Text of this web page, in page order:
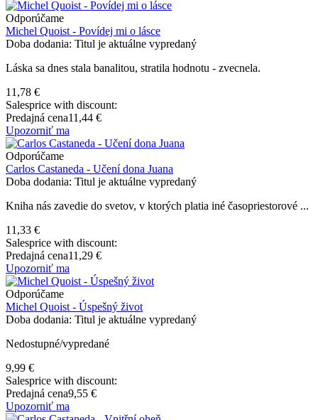
Odporúčame
Michel Quoist - Povídej mi o lásce
Doba dodania: Titul je aktuálne vypredaný
Láska sa dnes stala banalitou, stratila hodnotu - zvecnela.
11,78 €
Salesprice with discount:
Predajná cena11,44 €
Upozorniť ma
Odporúčame
Carlos Castaneda - Učení dona Juana
Doba dodania: Titul je aktuálne vypredaný
Kniha nás zavedie do svetov, v ktorých platia iné časopriestorové ...
11,33 €
Salesprice with discount:
Predajná cena11,29 €
Upozorniť ma
Odporúčame
Michel Quoist - Úspešný život
Doba dodania: Titul je aktuálne vypredaný
Nedostupné/vypredané
9,99 €
Salesprice with discount:
Predajná cena9,55 €
Upozorniť ma